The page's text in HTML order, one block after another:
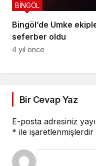
Bingöl’de Umke
seferber oldu
BİNGÖL
4 yıl önce
Bir Cevap Yaz
E-posta adresiniz
* ile işaretlenmişlerdir